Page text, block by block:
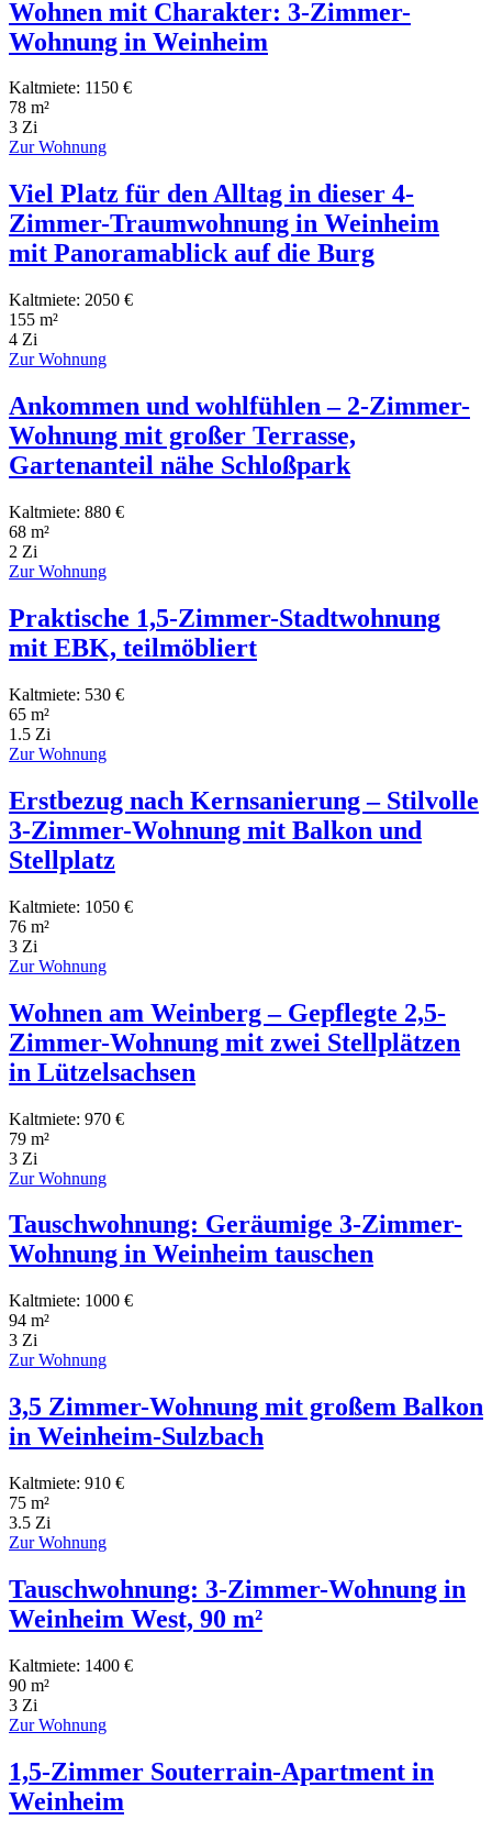
Wohnen mit Charakter: 3-Zimmer-
Wohnung in Weinheim
Kaltmiete: 1150 €
78 m²
3 Zi
Zur Wohnung
Viel Platz für den Alltag in dieser 4-
Zimmer-Traumwohnung in Weinheim
mit Panoramablick auf die Burg
Kaltmiete: 2050 €
155 m²
4 Zi
Zur Wohnung
Ankommen und wohlfühlen – 2-Zimmer-
Wohnung mit großer Terrasse,
Gartenanteil nähe Schloßpark
Kaltmiete: 880 €
68 m²
2 Zi
Zur Wohnung
Praktische 1,5-Zimmer-Stadtwohnung
mit EBK, teilmöbliert
Kaltmiete: 530 €
65 m²
1.5 Zi
Zur Wohnung
Erstbezug nach Kernsanierung – Stilvolle
3-Zimmer-Wohnung mit Balkon und
Stellplatz
Kaltmiete: 1050 €
76 m²
3 Zi
Zur Wohnung
Wohnen am Weinberg – Gepflegte 2,5-
Zimmer-Wohnung mit zwei Stellplätzen
in Lützelsachsen
Kaltmiete: 970 €
79 m²
3 Zi
Zur Wohnung
Tauschwohnung: Geräumige 3-Zimmer-
Wohnung in Weinheim tauschen
Kaltmiete: 1000 €
94 m²
3 Zi
Zur Wohnung
3,5 Zimmer-Wohnung mit großem Balkon
in Weinheim-Sulzbach
Kaltmiete: 910 €
75 m²
3.5 Zi
Zur Wohnung
Tauschwohnung: 3-Zimmer-Wohnung in
Weinheim West, 90 m²
Kaltmiete: 1400 €
90 m²
3 Zi
Zur Wohnung
1,5-Zimmer Souterrain-Apartment in
Weinheim